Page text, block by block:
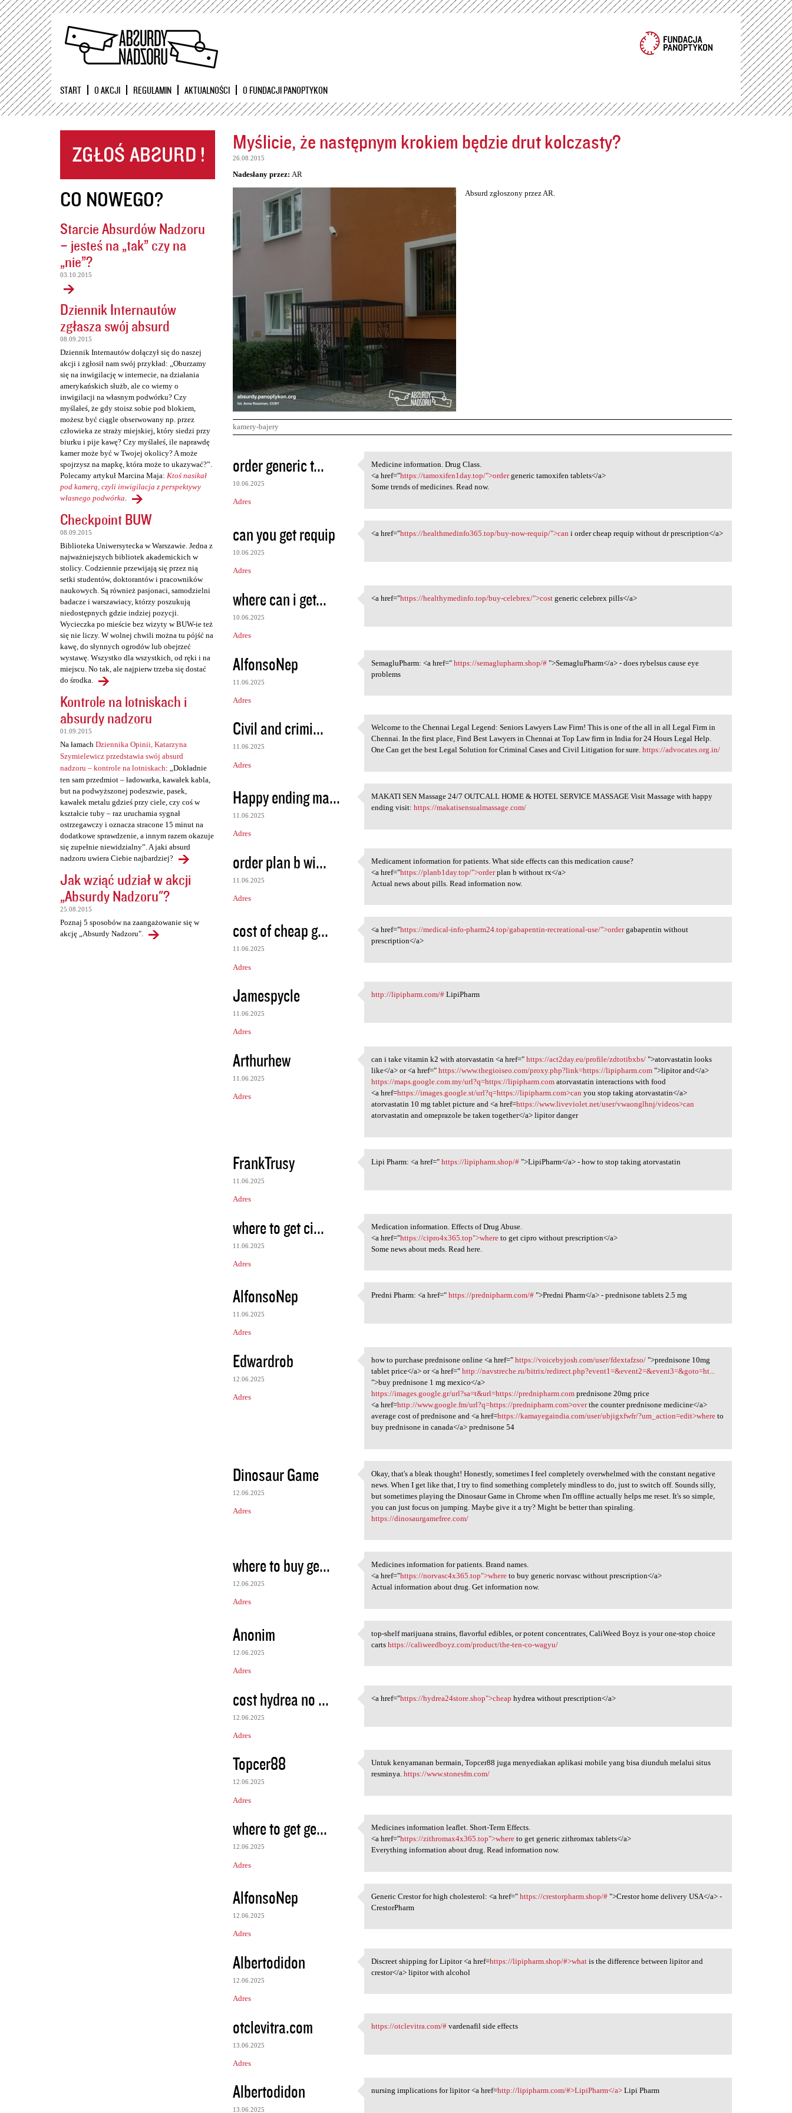
Przejdź
START O AKCJI REGULAMIN AKTUALNOŚCI O FUNDACJI PANOPTYKON
CO NOWEGO?
Starcie Absurdów Nadzoru
– jesteś na „tak” czy na
„nie”?
03.10.2015
Dziennik Internautów
zgłasza swój absurd
08.09.2015
Dziennik Internautów dołączył się do naszej
akcji i zgłosił nam swój przykład: „Oburzamy
się na inwigilację w internecie, na działania
amerykańskich służb, ale co wiemy o
inwigilacji na własnym podwórku? Czy
myślałeś, że gdy stoisz sobie pod blokiem,
możesz być ciągle obserwowany np. przez
człowieka ze straży miejskiej, który siedzi przy
biurku i pije kawę? Czy myślałeś, ile naprawdę
kamer może być w Twojej okolicy? A może
spojrzysz na mapkę, która może to ukazywać?”.
Polecamy artykuł Marcina Maja: Ktoś nasikał
pod kamerą, czyli inwigilacja z perspektywy
własnego podwórka.
Checkpoint BUW
08.09.2015
Biblioteka Uniwersytecka w Warszawie. Jedna z
najważniejszych bibliotek akademickich w
stolicy. Codziennie przewijają się przez nią
setki studentów, doktorantów i pracowników
naukowych. Są również pasjonaci, samodzielni
badacze i warszawiacy, którzy poszukują
niedostępnych gdzie indziej pozycji.
Wycieczka po mieście bez wizyty w BUW-ie też
się nie liczy. W wolnej chwili można tu pójść na
kawę, do słynnych ogrodów lub obejrzeć
wystawę. Wszystko dla wszystkich, od ręki i na
miejscu. No tak, ale najpierw trzeba się dostać
do środka.
Kontrole na lotniskach i
absurdy nadzoru
01.09.2015
Na łamach Dziennika Opinii, Katarzyna
Szymielewicz przedstawia swój absurd
nadzoru – kontrole na lotniskach: „Dokładnie
ten sam przedmiot – ładowarka, kawałek kabla,
but na podwyższonej podeszwie, pasek,
kawałek metalu gdzieś przy ciele, czy coś w
kształcie tuby – raz uruchamia sygnał
ostrzegawczy i oznacza stracone 15 minut na
dodatkowe sprawdzenie, a innym razem okazuje
się zupełnie niewidzialny”. A jaki absurd
nadzoru uwiera Ciebie najbardziej?
Jak wziąć udział w akcji
„Absurdy Nadzoru"?
25.08.2015
Poznaj 5 sposobów na zaangażowanie się w
akcję „Absurdy Nadzoru".
Myślicie, że następnym krokiem będzie drut kolczasty?
26.08.2015
Nadesłany przez: AR
Absurd zgłoszony przez AR.
kamery-bajery
K
o
m
e
t
a
r
e
order generic t...
10.06.2025
Adres
Medicine information. Drug
Medicine information. Drug Class.
<a href="https://tamoxifen1day.top/">ordergeneric tamoxifen tablets</a>
Some trends of medicines. Read now.
can you get requip
10.06.2025
Adres
<a href="https:/
<a href="https://healthmedinfo365.top/buy-now-requip/">can i order cheap requip without dr prescription</a>
where can i get...
10.06.2025
Adres
<a href="https:/
<a href="https://healthymedinfo.top/buy-celebrex/">cost generic celebrex pills</a>
AlfonsoNep
11.06.2025
Adres
SemagluPharm: <a href=" https
SemagluPharm: <a href="https://semaglupharm.shop/# ">SemagluPharm</a> - does rybelsus cause eye
problems
Civil and crimi...
11.06.2025
Adres
Welcome to the Chennai Legal
Welcome to the Chennai Legal Legend: Seniors Lawyers Law Firm! This is one of the all in all Legal Firm in
Chennai. In the first place, Find Best Lawyers in Chennai at Top Law firm in India for 24 Hours Legal Help.
One Can get the best Legal Solution for Criminal Cases and Civil Litigation for sure.https://advocates.org.in/
Happy ending ma...
11.06.2025
Adres
MAKATI SEN Massage 24/7
MAKATI SEN Massage 24/7 OUTCALL HOME & HOTEL SERVICE MASSAGE Visit Massage with happy
ending visit:https://makatisensualmassage.com/
order plan b wi...
11.06.2025
Adres
Medicament information for
Medicament information for patients. What side effects can this medication cause?
<a href="https://planb1day.top/">orderplan b without rx</a>
Actual news about pills. Read information now.
cost of cheap g...
11.06.2025
Adres
<a href="https://medical-info
<a href="https://medical-info-pharm24.top/gabapentin-recreational-use/">ordergabapentin without
prescription</a>
Jamespycle
11.06.2025
Adres
http://lipipharm.com/#
http://lipipharm.com/# LipiPharm
Arthurhew
11.06.2025
Adres
can i take vitamin k2 with
can i take vitamin k2 with atorvastatin <a href="https://act2day.eu/profile/zdtotibxbs/ ">atorvastatin looks
like</a> or <a href="https://www.thegioiseo.com/proxy.php?link=https://lipipharm.com ">lipitor and</a>
https://maps.google.com.my/url?q=https://lipipharm.com atorvastatin interactions with food
<a href=https://images.google.st/url?q=https://lipipharm.com>can you stop taking atorvastatin</a>
atorvastatin 10 mg tablet picture and <a href=https://www.liveviolet.net/user/vwaonglhnj/videos>can
atorvastatin and omeprazole be taken together</a> lipitor danger
FrankTrusy
11.06.2025
Adres
Lipi Pharm: <a href=" https:/
Lipi Pharm: <a href="https://lipipharm.shop/# ">LipiPharm</a> - how to stop taking atorvastatin
where to get ci...
11.06.2025
Adres
Medication information.
Medication information. Effects of Drug Abuse.
<a href="https://cipro4x365.top">where to get cipro without prescription</a>
Some news about meds. Read here.
AlfonsoNep
11.06.2025
Adres
Predni Pharm: <a href=" https
Predni Pharm: <a href="https://prednipharm.com/# ">Predni Pharm</a> - prednisone tablets 2.5 mg
Edwardrob
12.06.2025
Adres
how to purchase prednisone
how to purchase prednisone online <a href="https://voicebyjosh.com/user/fdextafzso/ ">prednisone 10mg
tablet price</a> or <a href="http://navstreche.ru/bitrix/redirect.php?event1=&event2=&event3=&goto=ht...
">buy prednisone 1 mg mexico</a>
https://images.google.gr/url?sa=t&url=https://prednipharm.com prednisone 20mg price
<a href=http://www.google.fm/url?q=https://prednipharm.com>overthe counter prednisone medicine</a>
average cost of prednisone and <a href=https://kamayegaindia.com/user/ubjigxfwfr/?um_action=edit>where to
buy prednisone in canada</a> prednisone 54
Dinosaur Game
12.06.2025
Adres
Okay, that's a bleak thought!
Okay, that's a bleak thought! Honestly, sometimes I feel completely overwhelmed with the constant negative
news. When I get like that, I try to find something completely mindless to do, just to switch off. Sounds silly,
but sometimes playing the Dinosaur Game in Chrome when I'm offline actually helps me reset. It's so simple,
you can just focus on jumping. Maybe give it a try? Might be better than spiraling.
https://dinosaurgamefree.com/
where to buy ge...
12.06.2025
Adres
Medicines information for
Medicines information for patients. Brand names.
<a href="https://norvasc4x365.top">where to buy generic norvasc without prescription</a>
Actual information about drug. Get information now.
Anonim
12.06.2025
Adres
top-shelf marijuana strains,
top-shelf marijuana strains, flavorful edibles, or potent concentrates, CaliWeed Boyz is your one-stop choice
cartshttps://caliweedboyz.com/product/the-ten-co-wagyu/
cost hydrea no ...
12.06.2025
Adres
<a href="https:/
<a href="https://hydrea24store.shop">cheap hydrea without prescription</a>
Topcer88
12.06.2025
Adres
Untuk kenyamanan bermain,
Untuk kenyamanan bermain, Topcer88 juga menyediakan aplikasi mobile yang bisa diunduh melalui situs
resminya.https://www.stonesfm.com/
where to get ge...
12.06.2025
Adres
Medicines information leaflet
Medicines information leaflet. Short-Term Effects.
<a href="https://zithromax4x365.top">where to get generic zithromax tablets</a>
Everything information about drug. Read information now.
AlfonsoNep
12.06.2025
Adres
Generic Crestor for high
Generic Crestor for high cholesterol: <a href="https://crestorpharm.shop/# ">Crestor home delivery USA</a> -
CrestorPharm
Albertodidon
12.06.2025
Adres
Discreet shipping for Lipitor
Discreet shipping for Lipitor <a href=https://lipipharm.shop/#>what is the difference between lipitor and
crestor</a> lipitor with alcohol
otclevitra.com
13.06.2025
Adres
https://otclevitra.com/#
https://otclevitra.com/# vardenafil side effects
Albertodidon
13.06.2025
nursing implications for
nursing implications for lipitor <a href=http://lipipharm.com/#>LipiPharm</a> Lipi Pharm